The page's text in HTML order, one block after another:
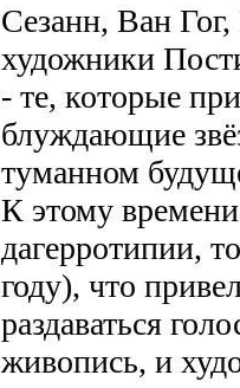
Сезанн, Ван
художники
- те, которые
блуждающие
туманном
К этому
дагерротипии,
году), что
раздаваться
живопись, и